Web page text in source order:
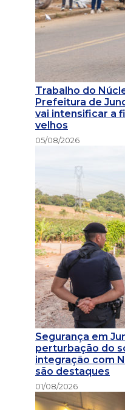
Trabalho do
Prefeitura de
vai intensificar a
velhos
05/08/2026
Segurança em
perturbação do
integração com
são destaques
01/08/2026